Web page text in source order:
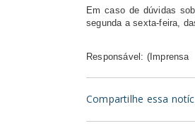
Em caso de dúvidas
segunda a sexta-feira,
Responsável: (Imprensa
Compartilhe essa